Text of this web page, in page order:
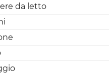
da letto